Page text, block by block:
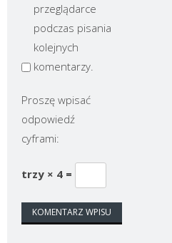
przeglądarce
podczas pisania
kolejnych
komentarzy.
Proszę wpisać
odpowiedź
cyframi:
trzy × 4 =